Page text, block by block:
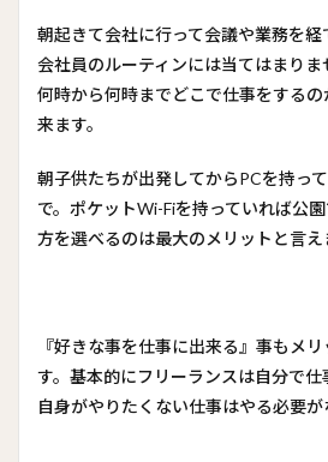
朝起きて会社に行って会議や業務を
会社員のルーティンには当てはまり
何時から何時までどこで仕事をする
来ます。
朝子供たちが出発してからPCを持っ
で。ポケットWi-Fiを持っていれば公
方を選べるのは最大のメリットと言え
『好きな事を仕事に出来る』事もメ
す。基本的にフリーランスは自分で
自身がやりたくない仕事はやる必要が